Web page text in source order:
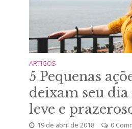
ARTIGOS
5 Pequenas
deixam seu
leve e
19 de abril de 2018 0